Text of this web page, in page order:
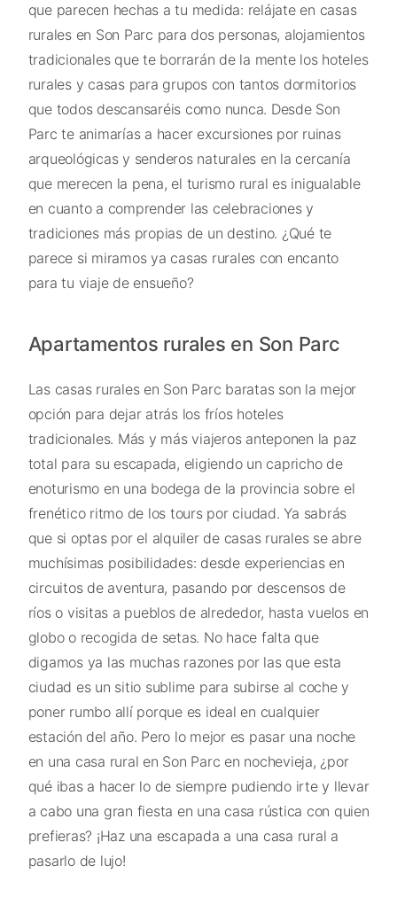
que parecen hechas a tu medida: relájate en casas
rurales en Son Parc para dos personas, alojamientos
tradicionales que te borrarán de la mente los hoteles
rurales y casas para grupos con tantos dormitorios
que todos descansaréis como nunca. Desde Son
Parc te animarías a hacer excursiones por ruinas
arqueológicas y senderos naturales en la cercanía
que merecen la pena, el turismo rural es inigualable
en cuanto a comprender las celebraciones y
tradiciones más propias de un destino. ¿Qué te
parece si miramos ya casas rurales con encanto
para tu viaje de ensueño?
Apartamentos rurales en Son Parc
Las casas rurales en Son Parc baratas son la mejor
opción para dejar atrás los fríos hoteles
tradicionales. Más y más viajeros anteponen la paz
total para su escapada, eligiendo un capricho de
enoturismo en una bodega de la provincia sobre el
frenético ritmo de los tours por ciudad. Ya sabrás
que si optas por el alquiler de casas rurales se abre
muchísimas posibilidades: desde experiencias en
circuitos de aventura, pasando por descensos de
ríos o visitas a pueblos de alrededor, hasta vuelos en
globo o recogida de setas. No hace falta que
digamos ya las muchas razones por las que esta
ciudad es un sitio sublime para subirse al coche y
poner rumbo allí porque es ideal en cualquier
estación del año. Pero lo mejor es pasar una noche
en una casa rural en Son Parc en nochevieja, ¿por
qué ibas a hacer lo de siempre pudiendo irte y llevar
a cabo una gran fiesta en una casa rústica con quien
prefieras? ¡Haz una escapada a una casa rural a
pasarlo de lujo!